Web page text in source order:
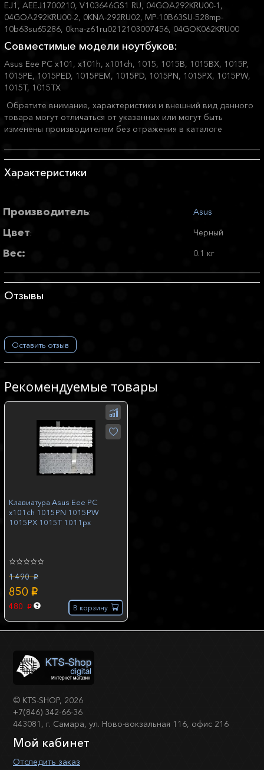
EJ1, AEEJ1700210, V103646GS1 RU, 04GOA292KRU00-1,
04GOA292KRU00-2, 0KNA-292RU02, MP-10B63SU-528mp-
10b63su65286, 0kna-z61ru0212103007456, 04GOK062KRU00
Совместимые модели ноутбуков:
Asus Eee PC x101, x101h, x101ch, 1015, 1015B, 1015BX, 1015P,
1015PE, 1015PED, 1015PEM, 1015PD, 1015PN, 1015PX, 1015PW,
1015T, 1015TX
Обратите внимание, характеристики и внешний вид данного
товара могут отличаться от указанных или могут быть
изменены производителем без отражения в каталоге
Характеристики
Производитель: Asus
Цвет: Черный
Вес: 0.1 кг
Отзывы
Оставить отзыв
Рекомендуемые товары
Клавиатура Asus Eee PC
x101ch 1015PN 1015PW
1015PX 1015T 1011px
1 490 p
850 p
480 p В корзину
© KTS-SHOP, 2026
+7(846) 342-66-36
443081, г. Самара, ул. Ново-вокзальная 116, офис 216
Мой кабинет
Отследить заказ